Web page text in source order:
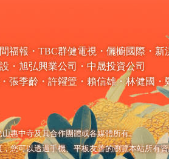
福報・TBC群健電視・儷櫥國際・
・旭弘興業公司・中晟投資公司
張季齡・許糴箮・賴信雄・林健國・
惠中寺及其合作團體或各媒體所有。
，您可以透過手機、平板友善的瀏覽本站所